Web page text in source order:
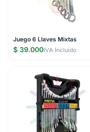
Juego 6 Llaves Mixtas
$ 39.000IVA Incluido